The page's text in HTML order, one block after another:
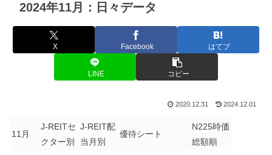
2024年11月：日々データ
X Facebook はてブ
LINE コピー
2020.12.31 2024.12.01
11月
J-REITセ
クター別
J-REIT配
当月別
優待シート
N225時価
総額順